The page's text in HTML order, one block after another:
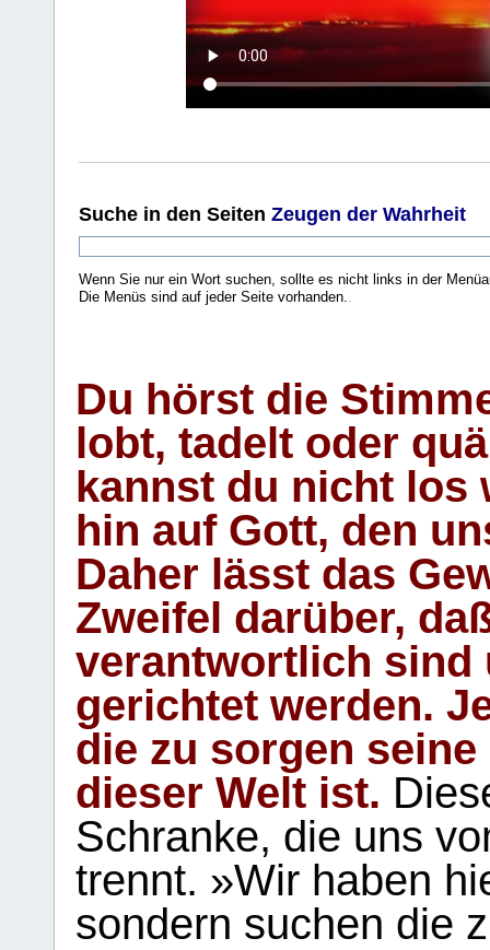
Suche in den Seiten Zeugen der Wahrheit
Wenn Sie nur ein Wort suchen, sollte es nicht links in der
Die Menüs sind auf jeder Seite vorhanden..
Du hörst die
lobt, tadelt oder
kannst du nicht los
hin auf Gott, den
Daher lässt das
Zweifel darüber,
verantwortlich sind
gerichtet werden.
die zu sorgen
dieser Welt ist.
Schranke, die uns
trennt. »Wir haben
sondern suchen die